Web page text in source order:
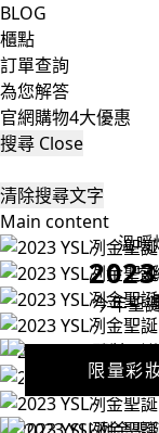
BLOG
櫃點
訂單查詢
為您解答
官網購物4大優惠
搜尋 Close
清除搜尋文字
Main content
限量彩
溫暖
交
今年聖